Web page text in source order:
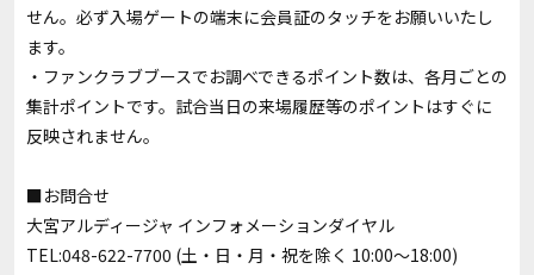
せん。必ず入場ゲートの端末に会員証のタッチをお願いいたし
ます。
・ファンクラブブースでお調べできるポイント数は、各月ごとの
集計ポイントです。試合当日の来場履歴等のポイントはすぐに
反映されません。
■お問合せ
大宮アルディージャ インフォメーションダイヤル
TEL:048-622-7700 (土・日・月・祝を除く 10:00～18:00)